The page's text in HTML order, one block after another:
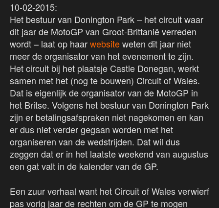
10-02-2015:
Het bestuur van Donington Park – het circuit waar
dit jaar de MotoGP van Groot-Brittanië verreden
wordt – laat op haarwebsiteweten dit jaar niet
meer de organisator van het evenement te zijn.
Het circuit bij het plaatsje Castle Donegan, werkt
samen met het (nog te bouwen) Circuit of Wales.
Dat is eigenlijk de organisator van de MotoGP in
het Britse. Volgens het bestuur van Donington Park
zijn er betalingsafspraken niet nagekomen en kan
er dus niet verder gegaan worden met het
organiseren van de wedstrijden. Dat wil dus
zeggen dat er in het laatste weekend van augustus
een gat valt in de kalender van de GP.
Een zuur verhaal want het Circuit of Wales verwierf
pas vorig jaar de rechten om de GP te mogen